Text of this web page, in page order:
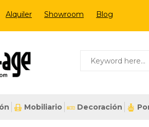
Alquiler Showroom Blog
Mobiliario Decoración